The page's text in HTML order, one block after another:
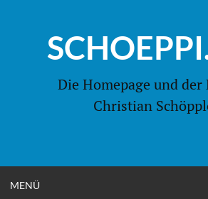
springen
Die Homepage und der
Christian
MENÜ